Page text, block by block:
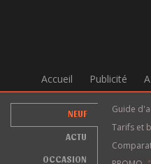
Accueil Publicité
NEUF
ACTU
OCCASION
Guide
Tarifs et